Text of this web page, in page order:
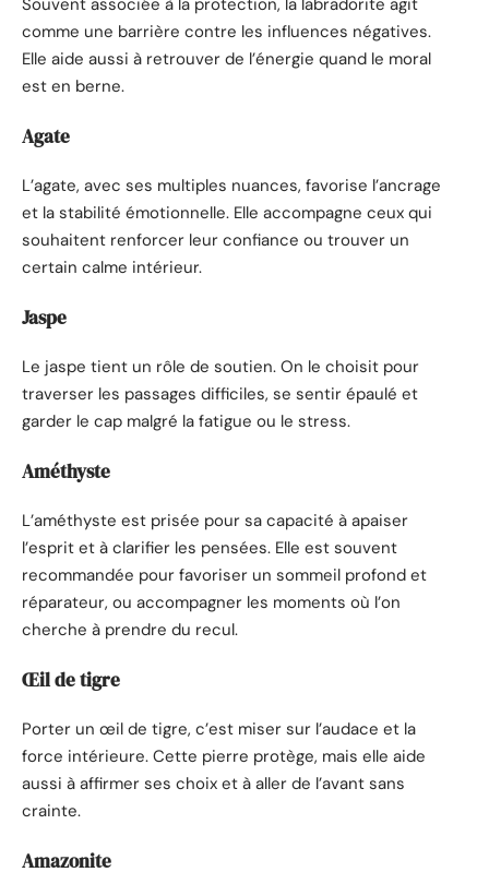
Souvent associée à la protection, la labradorite agit
comme une barrière contre les influences négatives.
Elle aide aussi à retrouver de l’énergie quand le moral
est en berne.
Agate
L’agate, avec ses multiples nuances, favorise l’ancrage
et la stabilité émotionnelle. Elle accompagne ceux qui
souhaitent renforcer leur confiance ou trouver un
certain calme intérieur.
Jaspe
Le jaspe tient un rôle de soutien. On le choisit pour
traverser les passages difficiles, se sentir épaulé et
garder le cap malgré la fatigue ou le stress.
Améthyste
L’améthyste est prisée pour sa capacité à apaiser
l’esprit et à clarifier les pensées. Elle est souvent
recommandée pour favoriser un sommeil profond et
réparateur, ou accompagner les moments où l’on
cherche à prendre du recul.
Œil de tigre
Porter un œil de tigre, c’est miser sur l’audace et la
force intérieure. Cette pierre protège, mais elle aide
aussi à affirmer ses choix et à aller de l’avant sans
crainte.
Amazonite